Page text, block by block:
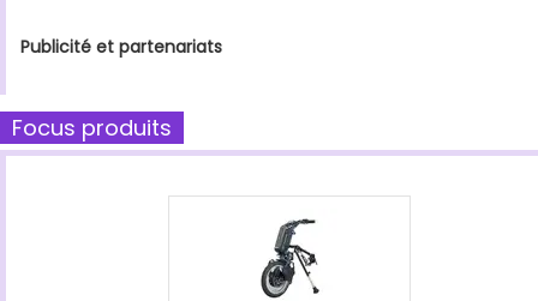
Publicité et partenariats
Focus produits